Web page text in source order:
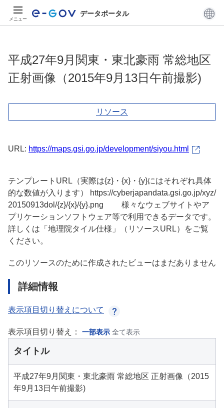
メニュー
データポータル
平成27年9月関東・東北豪雨 常総地区
正射画像（2015年9月13日午前撮影)
リソース
URL: https://maps.gsi.go.jp/development/siyou.html
テンプレートURL（実際は{z}・{x}・{y}にはそれぞれ具体
的な数値が入ります） https://cyberjapandata.gsi.go.jp/xyz/
20150913dol/{z}/{x}/{y}.png 様々なウェブサイトやア
プリケーションソフトウェア等で利用できるデータです。
詳しくは「地理院タイル仕様」（リソースURL）をご覧
ください。
このリソースのために作成されたビューはまだありません
詳細情報
表示項目切り替えについて
表示項目切り替え： 一部表示 全て表示
タイトル
平成27年9月関東・東北豪雨 常総地区 正射画像（2015
年9月13日午前撮影)